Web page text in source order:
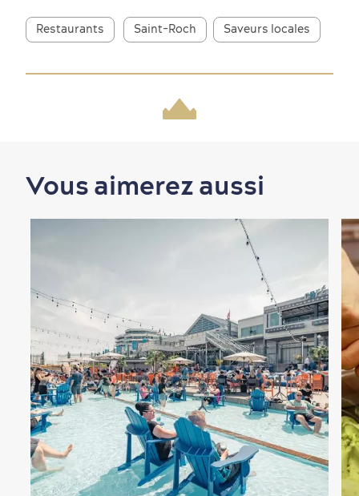
Restaurants Saint-Roch Saveurs locales
Vous aimerez aussi